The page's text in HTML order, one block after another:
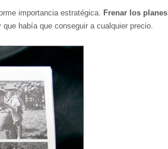
importancia estratégica. Frenar los planes
que había que conseguir a cualquier precio.